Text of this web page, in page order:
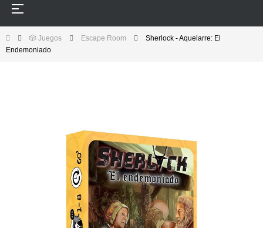
Navegación
palanca
☰
🎲 Juegos Escape Room
Sherlock - Aquelarre: El
Endemoniado